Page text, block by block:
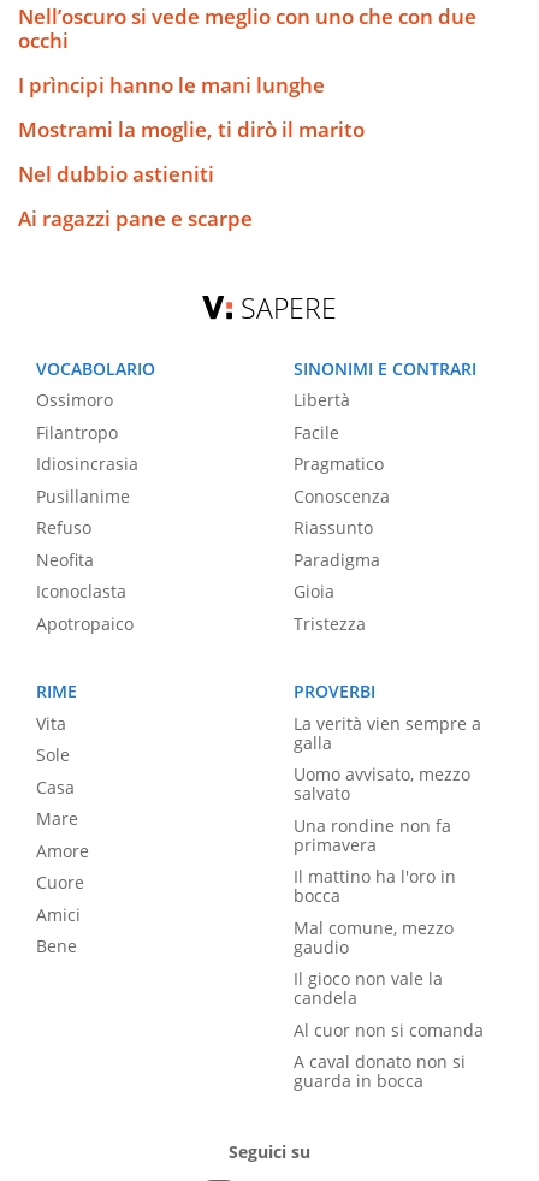
Nell’oscuro si vede meglio con uno che con due
occhi
I prìncipi hanno le mani lunghe
Mostrami la moglie, ti dirò il marito
Nel dubbio astieniti
Ai ragazzi pane e scarpe
SAPERE
VOCABOLARIO
Ossimoro
Filantropo
Idiosincrasia
Pusillanime
Refuso
Neofita
Iconoclasta
Apotropaico
SINONIMI E CONTRARI
Libertà
Facile
Pragmatico
Conoscenza
Riassunto
Paradigma
Gioia
Tristezza
RIME
Vita
Sole
Casa
Mare
Amore
Cuore
Amici
Bene
PROVERBI
La verità vien sempre a
galla
Uomo avvisato, mezzo
salvato
Una rondine non fa
primavera
Il mattino ha l'oro in
bocca
Mal comune, mezzo
gaudio
Il gioco non vale la
candela
Al cuor non si comanda
A caval donato non si
guarda in bocca
Seguici su